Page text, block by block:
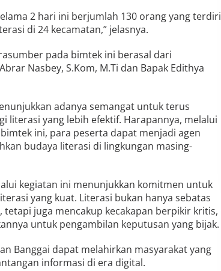
2 hari ini berjumlah 130 orang yang terdiri
di 24 kecamatan,” jelasnya.
pada bimtek ini berasal dari
Nasbey, S.Kom, M.Ti dan Bapak Edithya
adanya semangat untuk terus
literasi yang lebih efektif. Harapannya, melalui
ini, para peserta dapat menjadi agen
budaya literasi di lingkungan masing-
kegiatan ini menunjukkan komitmen untuk
yang kuat. Literasi bukan hanya sebatas
juga mencakup kecakapan berpikir kritis,
untuk pengambilan keputusan yang bijak.
Banggai dapat melahirkan masyarakat yang
informasi di era digital.